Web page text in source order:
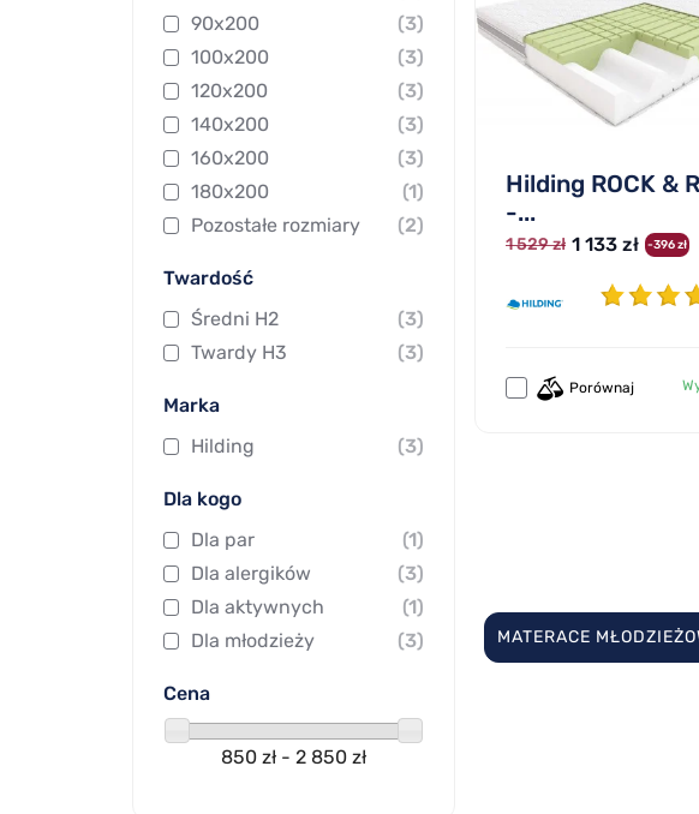
90x200
(3)
100x200
(3)
120x200
(3)
140x200
(3)
160x200
(3)
180x200
(1)
Pozostałe rozmiary
(2)
Twardość
Średni H2
(3)
Twardy H3
(3)
Marka
Hilding
(3)
Dla kogo
Dla par
(1)
Dla alergików
(3)
Dla aktywnych
(1)
Dla młodzieży
(3)
Cena
850 zł - 2 850 zł
Hilding ROCK &
-...
1 529 zł 1 133 zł -396 zł
Porównaj
MATERACE